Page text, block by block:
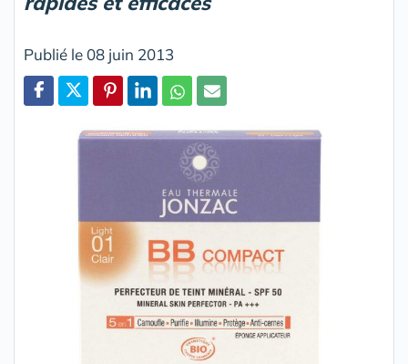
Publié le 08 juin 2013